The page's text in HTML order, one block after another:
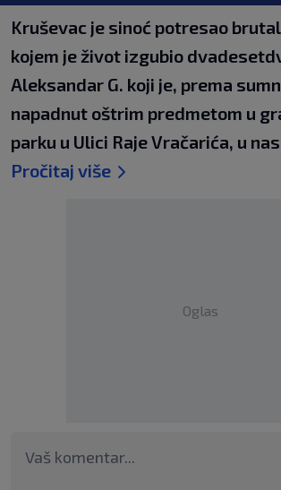
Kruševac je sinoć potresao
kojem je život izgubio
Aleksandar G. koji je, prema
napadnut oštrim predmetom u
parku u Ulici Raje Vračarića, u
Pročitaj više
Oglas